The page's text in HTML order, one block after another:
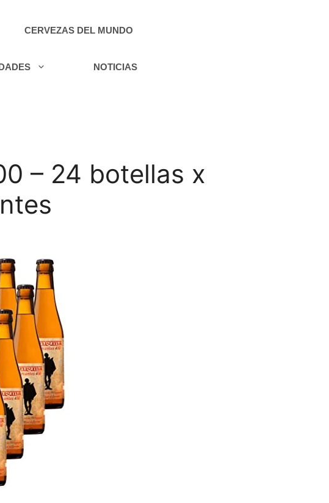
CERVEZAS DEL MUNDO
NOTICIAS
– 24 botellas x